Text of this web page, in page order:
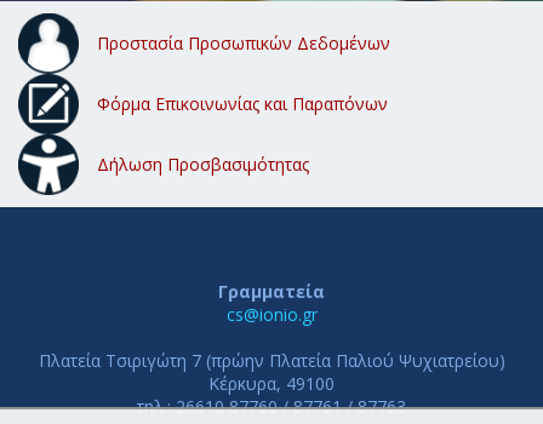
Προστασία Προσωπικών Δεδομένων
Φόρμα Επικοινωνίας και Παραπόνων
Δήλωση Προσβασιμότητας
Γραμματεία
cs@ionio.gr
Πλατεία Τσιριγώτη 7 (πρώην Πλατεία Παλιού Ψυχιατρείου)
Κέρκυρα, 49100
τηλ.: 26610 87760 / 87761 / 87763